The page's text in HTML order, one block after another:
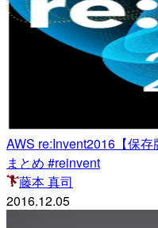
AWS re:Invent2016【保
まとめ #reinvent
藤本 真司
2016.12.05